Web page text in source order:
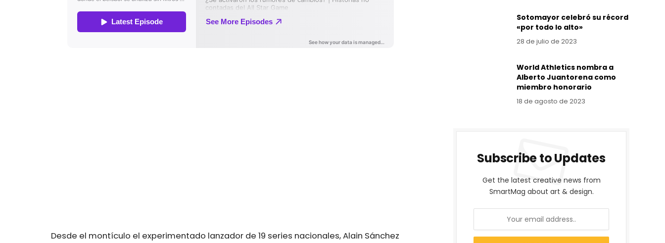
Desde el montículo el experimentado lanzador de 19 series nacionales, Alain Sánchez
Sotomayor celebró su récord
«por todo lo alto»
28 de julio de 2023
World Athletics nombra a
Alberto Juantorena como
miembro honorario
18 de agosto de 2023
Subscribe to Updates
Get the latest creative news from
SmartMag about art & design.